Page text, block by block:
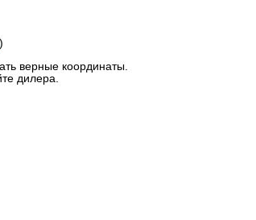
)
верные координаты.
дилера.